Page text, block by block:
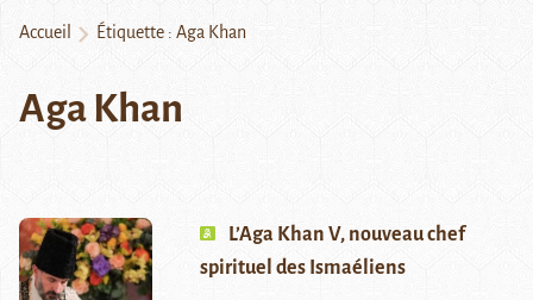
Accueil Étiquette : Aga Khan
Aga Khan
L’Aga Khan V, nouveau chef
spirituel des Ismaéliens